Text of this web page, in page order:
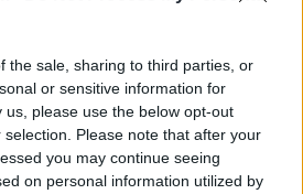
the sale, sharing to third parties, or
or sensitive information for
please use the below opt-out
Please note that after your
you may continue seeing
on personal information utilized by
– разрыв слизистой
кожи промежности,
наружного и
сфинктера и слизистой